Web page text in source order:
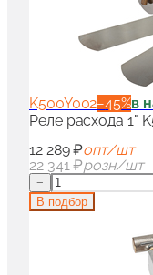
K500Y002−45%в
Реле расхода 1"
12 289 ₽опт/шт
22 341 ₽розн/шт
−
В подбор